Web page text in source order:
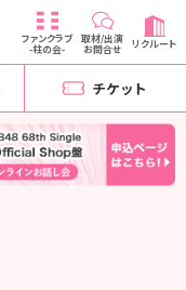
ファンクラブ
-柱の会-
取材/出演
お問合せ リクルート
チケット